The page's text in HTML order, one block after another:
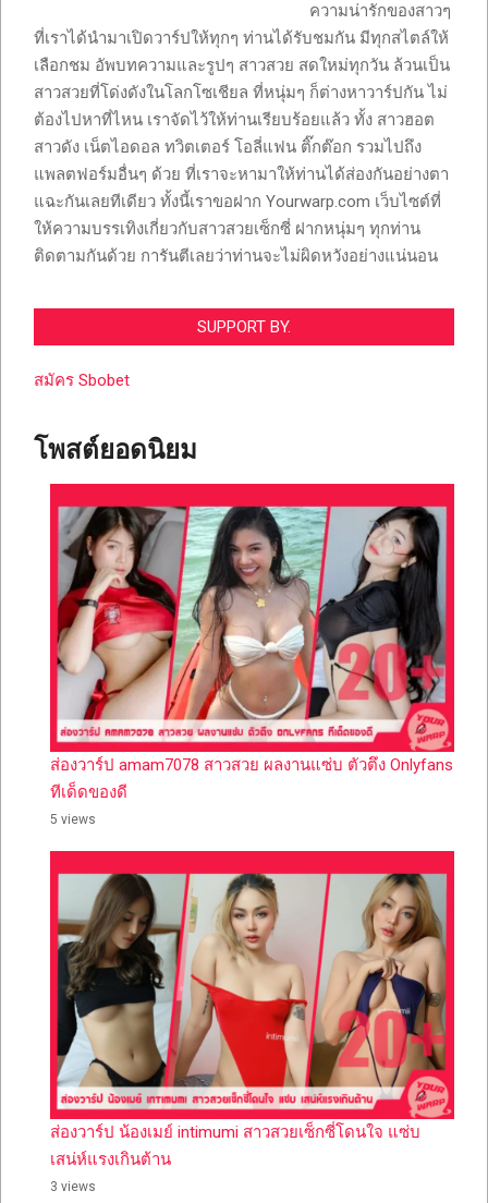
ความน่ารักของสาวๆ
ที่เราได้นำมาเปิดวาร์ปให้ทุกๆ ท่านได้รับชมกัน มีทุกสไตล์ให้
เลือกชม อัพบทความและรูปๆ สาวสวย สดใหม่ทุกวัน ล้วนเป็น
สาวสวยที่โด่งดังในโลกโซเชียล ที่หนุ่มๆ ก็ต่างหาวาร์ปกัน ไม่
ต้องไปหาที่ไหน เราจัดไว้ให้ท่านเรียบร้อยแล้ว ทั้ง สาวฮอต
สาวดัง เน็ตไอดอล ทวิตเตอร์ โอลี่แฟน ติ๊กต๊อก รวมไปถึง
แพลตฟอร์มอื่นๆ ด้วย ที่เราจะหามาให้ท่านได้ส่องกันอย่างตา
แฉะกันเลยทีเดียว ทั้งนี้เราขอฝาก Yourwarp.com เว็บไซต์ที่
ให้ความบรรเทิงเกี่ยวกับสาวสวยเซ็กซี่ ฝากหนุ่มๆ ทุกท่าน
ติดตามกันด้วย การันตีเลยว่าท่านจะไม่ผิดหวังอย่างแน่นอน
SUPPORT BY.
สมัคร Sbobet
โพสต์ยอดนิยม
ส่องวาร์ป amam7078 สาวสวย ผลงานแซ่บ ตัวตึง Onlyfans
ทีเด็ดของดี
5 views
ส่องวาร์ป น้องเมย์ intimumi สาวสวยเซ็กซี่โดนใจ แซ่บ
เสน่ห์แรงเกินต้าน
3 views